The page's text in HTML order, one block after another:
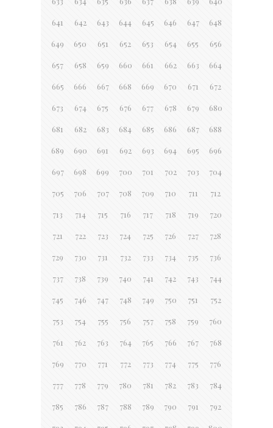
641 642 643 644 645 646 647 648
649 650 651 652 653 654 655 656
657 658 659 660 661 662 663 664
665 666 667 668 669 670 671 672
673 674 675 676 677 678 679 680
681 682 683 684 685 686 687 688
689 690 691 692 693 694 695 696
697 698 699 700 701 702 703 704
705 706 707 708 709 710 711 712
713 714 715 716 717 718 719 720
721 722 723 724 725 726 727 728
729 730 731 732 733 734 735 736
737 738 739 740 741 742 743 744
745 746 747 748 749 750 751 752
753 754 755 756 757 758 759 760
761 762 763 764 765 766 767 768
769 770 771 772 773 774 775 776
777 778 779 780 781 782 783 784
785 786 787 788 789 790 791 792